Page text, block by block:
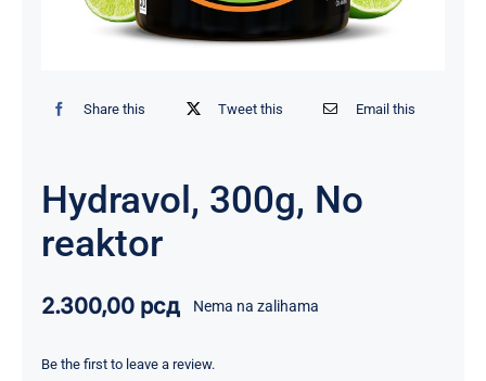
Share this Tweet this Email this
Hydravol, 300g, No
reaktor
2.300,00 рсд Nema na zalihama
Be the first to leave a review.